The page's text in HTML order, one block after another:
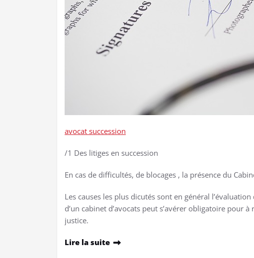
avocat succession
/1 Des litiges en succession
En cas de difficultés, de blocages , la présence du
Les causes les plus dicutés sont en général
d’un cabinet d’avocats peut s’avérer obligatoire
justice.
Lire la suite